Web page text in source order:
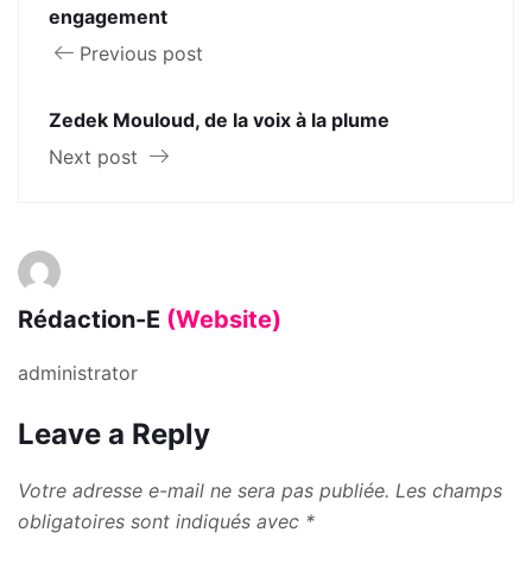
engagement
Previous post
Zedek Mouloud, de la voix à la plume
Next post
Rédaction-E (Website)
administrator
Leave a Reply
Votre adresse e-mail ne sera pas publiée. Les champs
obligatoires sont indiqués avec *